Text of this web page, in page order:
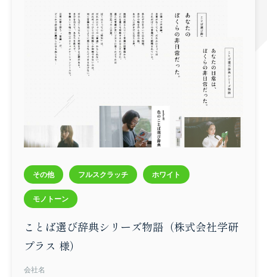
その他 フルスクラッチ ホワイト
モノトーン
ことば選び辞典シリーズ物語 （株式会社学研
プラス 様）
会社名
お問い合わせ